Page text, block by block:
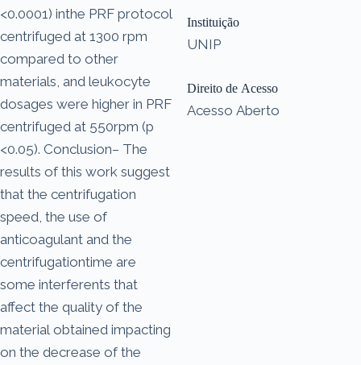
<0.0001) inthe PRF protocol
centrifuged at 1300 rpm
compared to other
materials, and leukocyte
dosages were higher in PRF
centrifuged at 550rpm (p
<0.05). Conclusion– The
results of this work suggest
that the centrifugation
speed, the use of
anticoagulant and the
centrifugationtime are
some interferents that
affect the quality of the
material obtained impacting
on the decrease of the
Instituição
UNIP
Direito de Acesso
Acesso Aberto